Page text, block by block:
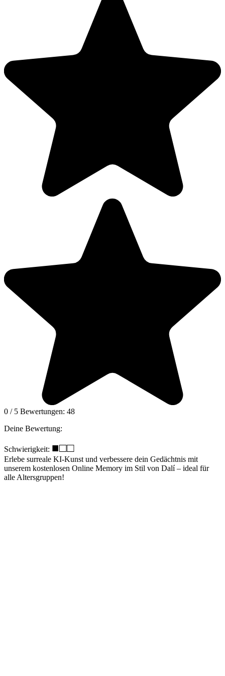
0 / 5 Bewertungen: 48
Deine Bewertung:
Schwierigkeit: ■□□
Erlebe surreale KI-Kunst und verbessere dein Gedächtnis mit
unserem kostenlosen Online Memory im Stil von Dalí – ideal für
alle Altersgruppen!